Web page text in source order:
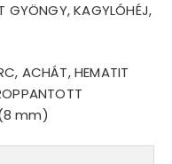
GYÖNGY, KAGYLÓHÉJ,
ACHÁT, HEMATIT
(8 mm)